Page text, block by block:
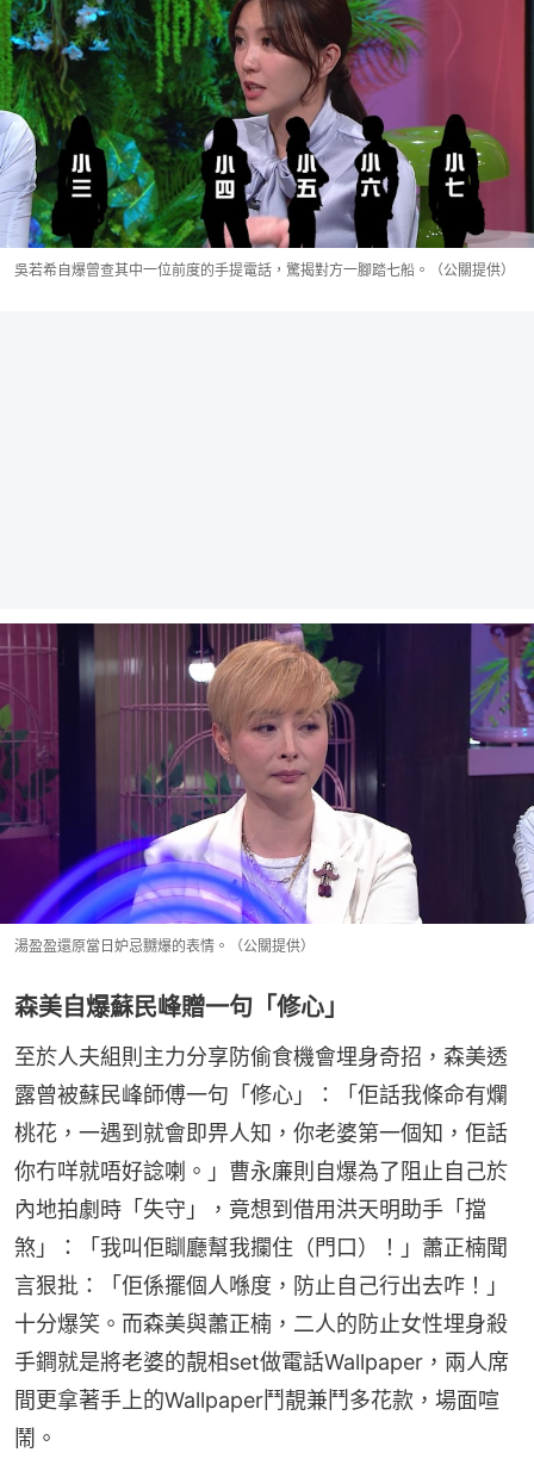
吳若希自爆曾查其中一位前度的手提電話，驚揭對方一腳踏七船。（公關提供）
湯盈盈還原當日妒忌嬲爆的表情。（公關提供）
森美自爆蘇民峰贈一句「修心」
至於人夫組則主力分享防偷食機會埋身奇招，森美透
露曾被蘇民峰師傅一句「修心」：「佢話我條命有爛
桃花，一遇到就會即畀人知，你老婆第一個知，佢話
你冇咩就唔好諗喇。」曹永廉則自爆為了阻止自己於
內地拍劇時「失守」，竟想到借用洪天明助手「擋
煞」：「我叫佢瞓廳幫我攔住（門口）！」蕭正楠聞
言狠批：「佢係擺個人喺度，防止自己行出去咋！」
十分爆笑。而森美與蕭正楠，二人的防止女性埋身殺
手鐧就是將老婆的靚相set做電話Wallpaper，兩人席
間更拿著手上的Wallpaper鬥靚兼鬥多花款，場面喧
鬧。